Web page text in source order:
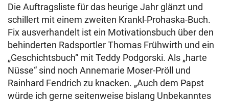
Die Auftragsliste für das heurige Jahr glänzt und
schillert mit einem zweiten Krankl-Prohaska-Buch.
Fix ausverhandelt ist ein Motivationsbuch über den
behinderten Radsportler Thomas Frühwirth und ein
„Geschichtsbuch“ mit Teddy Podgorski. Als „harte
Nüsse“ sind noch Annemarie Moser-Pröll und
Rainhard Fendrich zu knacken. „Auch dem Papst
würde ich gerne seitenweise bislang Unbekanntes